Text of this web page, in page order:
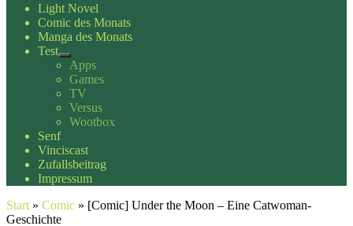
Light Novel
Comic des Monats
Manga des Monats
Test
Apps
Games
TV
Versus
Wootbox
Senf
Vinciscast
Zufallsbeitrag
Impressum
Start » Comic » [Comic] Under the Moon – Eine Catwoman-
Geschichte